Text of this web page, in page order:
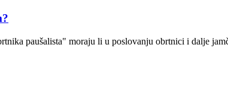
paušalista" moraju li u poslovanju obrtnici i dalje